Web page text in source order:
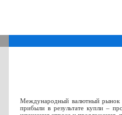
Международный валютный рынок
прибыли в результате купли –